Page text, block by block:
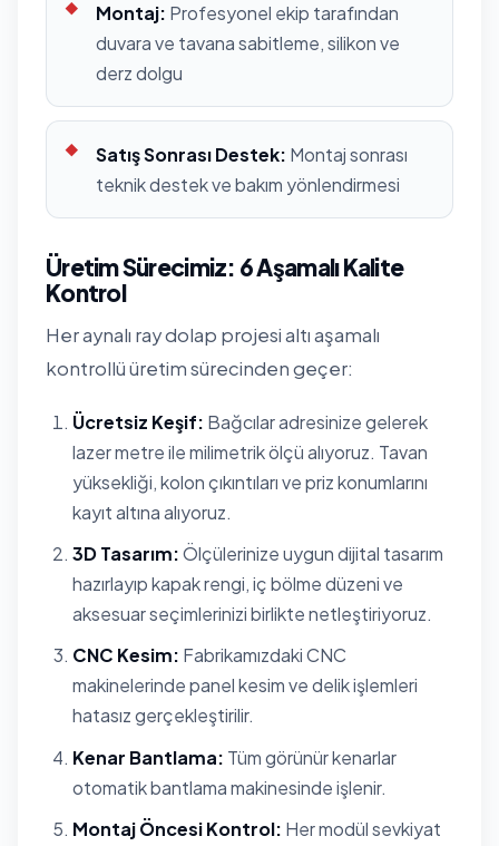
Montaj: Profesyonel ekip tarafından
duvara ve tavana sabitleme, silikon ve
derz dolgu
Satış Sonrası Destek: Montaj sonrası
teknik destek ve bakım yönlendirmesi
Üretim Sürecimiz: 6 Aşamalı Kalite
Kontrol
Her aynalı ray dolap projesi altı aşamalı
kontrollü üretim sürecinden geçer:
Ücretsiz Keşif: Bağcılar adresinize gelerek
lazer metre ile milimetrik ölçü alıyoruz. Tavan
yüksekliği, kolon çıkıntıları ve priz konumlarını
kayıt altına alıyoruz.
3D Tasarım:Ölçülerinize uygun dijital tasarım
hazırlayıp kapak rengi, iç bölme düzeni ve
aksesuar seçimlerinizi birlikte netleştiriyoruz.
CNC Kesim: Fabrikamızdaki CNC
makinelerinde panel kesim ve delik işlemleri
hatasız gerçekleştirilir.
Kenar Bantlama: Tüm görünür kenarlar
otomatik bantlama makinesinde işlenir.
Montaj Öncesi Kontrol: Her modül sevkiyat